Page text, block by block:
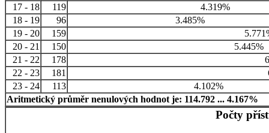
17 - 18
119
4.319%
18 - 19
96
3.485%
19 - 20
159
20 - 21
150
5.445%
21 - 22
178
22 - 23
181
23 - 24
113
4.102%
Aritmetický průměr nenulových hodnot je: 114.792 ... 4.167%
Počty